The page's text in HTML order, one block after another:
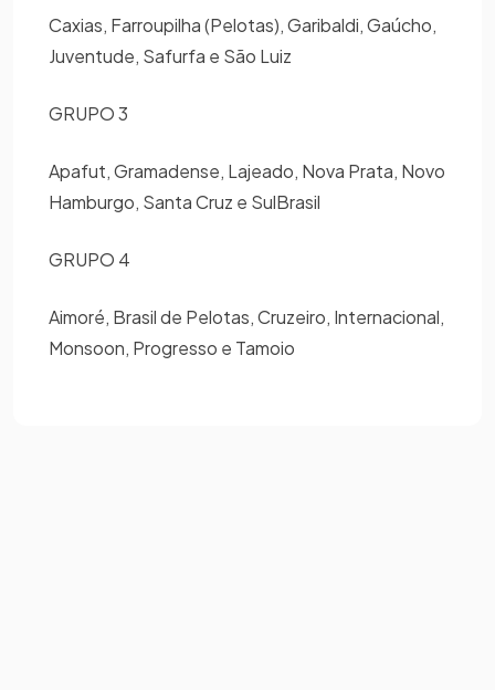
Caxias, Farroupilha (Pelotas), Garibaldi, Gaúcho,
Juventude, Safurfa e São Luiz
GRUPO 3
Apafut, Gramadense, Lajeado, Nova Prata, Novo
Hamburgo, Santa Cruz e SulBrasil
GRUPO 4
Aimoré, Brasil de Pelotas, Cruzeiro, Internacional,
Monsoon, Progresso e Tamoio